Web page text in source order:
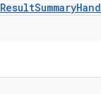
ResultSummary